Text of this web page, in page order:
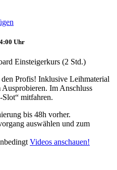
Uhr
Einsteigerkurs (2 Std.)
Profis! Inklusive Leihmaterial
Im Anschluss
mitfahren.
bis 48h vorher.
auswählen und zum
Videos anschauen!